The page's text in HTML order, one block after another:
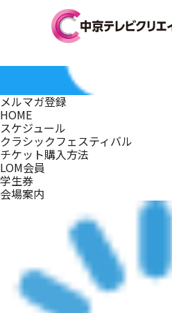
お知らせ
スケジュール
団体・法人の方へ
メルマガ登録
HOME
スケジュール
クラシックフェスティバル
チケット購入方法
LOM会員
学生券
会場案内